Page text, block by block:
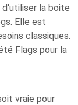
la boite
Elle est
classiques.
Flags pour la
vraie pour